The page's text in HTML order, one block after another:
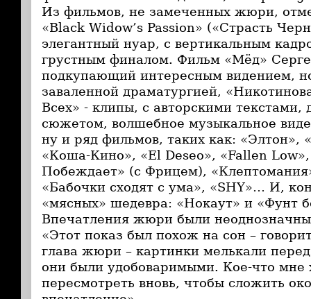
Из фильмов, не замеченных жюри,
«Black Widow’s Passion» («Страсть
элегантный нуар, с вертикальным
грустным финалом. Фильм «Мёд»
подкупающий интересным видением,
заваленной драматургией,
Всех» - клипы, с авторскими
сюжетом, волшебное музыкальное
ну и ряд фильмов, таких как: «Элтон»,
«Коша-Кино», «El Deseo», «Fallen Low»,
Побеждает» (с Фрицем),
«Бабочки сходят с ума», «SHY»… И,
«мясных» шедевра: «Нокаут» и «Фунт
Впечатления жюри были
«Этот показ был похож на сон –
глава жюри – картинки мелькали
они были удобоваримыми. Кое-что мне
пересмотреть вновь, чтобы сложить